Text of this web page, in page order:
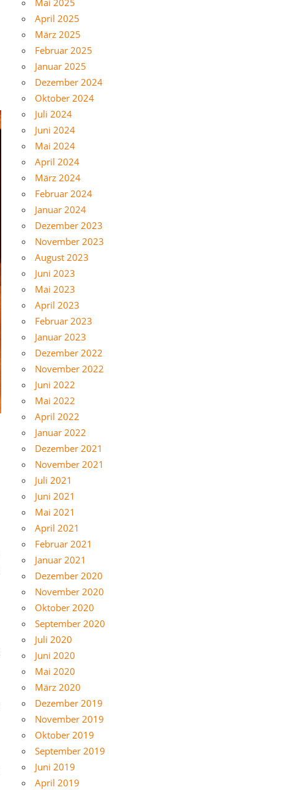
April 2025
März 2025
Februar 2025
Januar 2025
Dezember 2024
Oktober 2024
Juli 2024
Juni 2024
Mai 2024
April 2024
März 2024
Februar 2024
Januar 2024
Dezember 2023
November 2023
August 2023
Juni 2023
Mai 2023
April 2023
Februar 2023
Januar 2023
Dezember 2022
November 2022
Juni 2022
Mai 2022
April 2022
Januar 2022
Dezember 2021
November 2021
Juli 2021
Juni 2021
Mai 2021
April 2021
Februar 2021
Januar 2021
Dezember 2020
November 2020
Oktober 2020
September 2020
Juli 2020
Juni 2020
Mai 2020
März 2020
Dezember 2019
November 2019
Oktober 2019
September 2019
Juni 2019
April 2019